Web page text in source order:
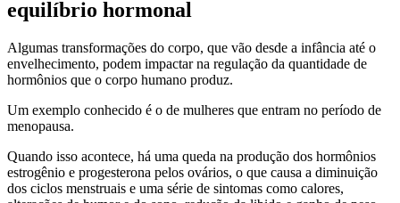
equilíbrio hormonal
Algumas transformações do corpo, que vão desde a infância até o
envelhecimento, podem impactar na regulação da quantidade de
hormônios que o corpo humano produz.
Um exemplo conhecido é o de mulheres que entram no período de
menopausa.
Quando isso acontece, há uma queda na produção dos hormônios
estrogênio e progesterona pelos ovários, o que causa a diminuição
dos ciclos menstruais e uma série de sintomas como calores,